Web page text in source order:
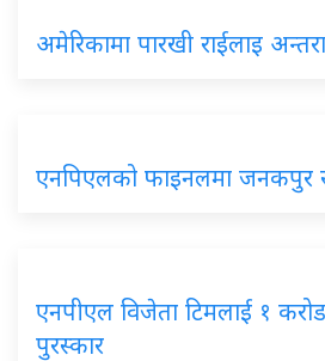
अमेरिकामा पारखी राईलाइ
एनपिएलको फाइनलमा जनकपुर
एनपीएल विजेता टिमलाई १
पुरस्कार